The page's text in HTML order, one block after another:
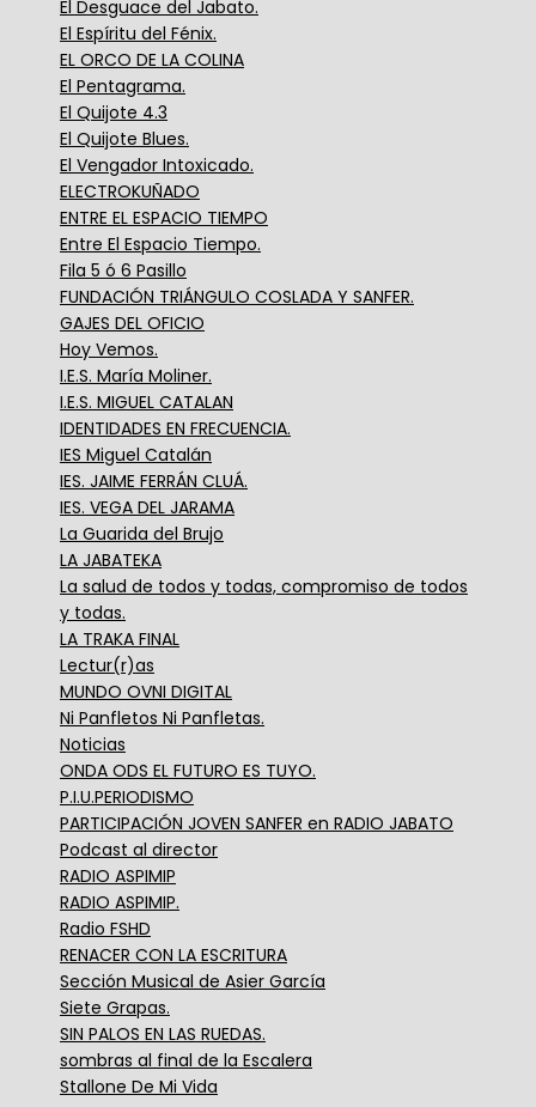
El Desguace del Jabato.
El Espíritu del Fénix.
EL ORCO DE LA COLINA
El Pentagrama.
El Quijote 4.3
El Quijote Blues.
El Vengador Intoxicado.
ELECTROKUÑADO
ENTRE EL ESPACIO TIEMPO
Entre El Espacio Tiempo.
Fila 5 ó 6 Pasillo
FUNDACIÓN TRIÁNGULO COSLADA Y SANFER.
GAJES DEL OFICIO
Hoy Vemos.
I.E.S. María Moliner.
I.E.S. MIGUEL CATALAN
IDENTIDADES EN FRECUENCIA.
IES Miguel Catalán
IES. JAIME FERRÁN CLUÁ.
IES. VEGA DEL JARAMA
La Guarida del Brujo
LA JABATEKA
La salud de todos y todas, compromiso de todos
y todas.
LA TRAKA FINAL
Lectur(r)as
MUNDO OVNI DIGITAL
Ni Panfletos Ni Panfletas.
Noticias
ONDA ODS EL FUTURO ES TUYO.
P.I.U.PERIODISMO
PARTICIPACIÓN JOVEN SANFER en RADIO JABATO
Podcast al director
RADIO ASPIMIP
RADIO ASPIMIP.
Radio FSHD
RENACER CON LA ESCRITURA
Sección Musical de Asier García
Siete Grapas.
SIN PALOS EN LAS RUEDAS.
sombras al final de la Escalera
Stallone De Mi Vida